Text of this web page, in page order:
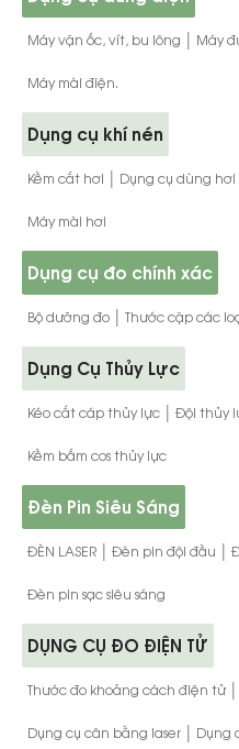
Máy vặn ốc, vít, bu lông | Máy
Máy mài điện.
Dụng cụ khí nén
Kềm cắt hơi | Dụng cụ dùng
Máy mài hơi
Dụng cụ đo chính xác
Bộ dưỡng đo | Thước cặp các
Dụng Cụ Thủy Lực
Kéo cắt cáp thủy lực | Đội thủy
Kềm bấm cos thủy lực
Đèn Pin Siêu Sáng
ĐÈN LASER | Đèn pin đội đầu |
Đèn pin sạc siêu sáng
DỤNG CỤ ĐO ĐIỆN TỬ
Thước đo khoảng cách điện tử |
Dụng cụ cân bằng laser | Dụng